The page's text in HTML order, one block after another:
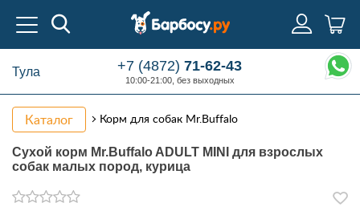
Тула +7 (4872)71-62-43
10:00-21:00, без выходных
Каталог Корм для собак Mr.Buffalo
Сухой корм Mr.Buffalo ADULT MINI для взрослых
собак малых пород, курица